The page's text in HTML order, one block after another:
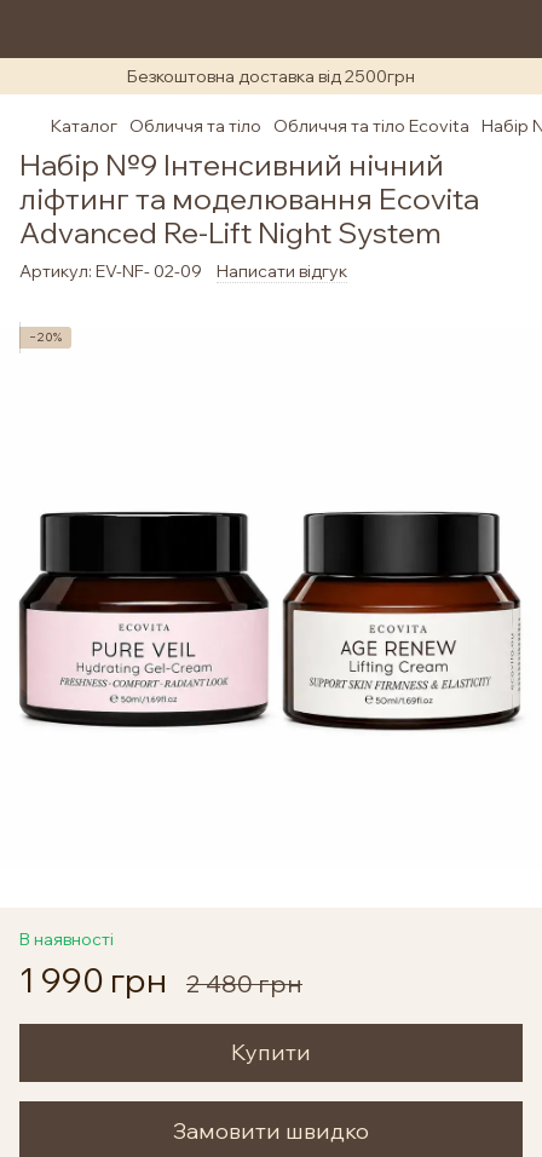
Безкоштовна доставка від 2500грн
Каталог Обличчя та тіло Обличчя та тіло Ecovita Набір
Набір №9 Інтенсивний нічний
ліфтинг та моделювання Ecovita
Advanced Re-Lift Night System
Артикул: EV-NF- 02-09 Написати відгук
−20%
В наявності
1 990 грн 2 480 грн
Купити
Замовити швидко